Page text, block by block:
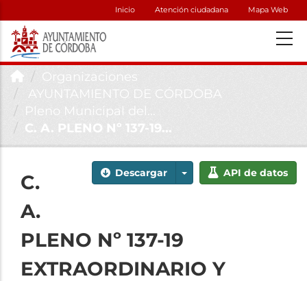
Inicio Atención ciudadana Mapa Web
Organizaciones
AYUNTAMIENTO DE CÓRDOBA
Pleno Municipal del...
C. A. PLENO Nº 137-19...
Descargar API de datos
C.
A.
PLENO Nº 137-19
EXTRAORDINARIO Y